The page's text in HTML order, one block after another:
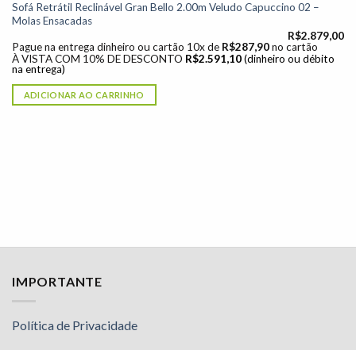
Sofá Retrátil Reclinável Gran Bello 2.00m Veludo Capuccino 02 –
Molas Ensacadas
R$2.879,00
Pague na entrega dinheiro ou cartão 10x de R$287,90 no cartão
À VISTA COM 10% DE DESCONTO R$2.591,10 (dinheiro ou débito
na entrega)
ADICIONAR AO CARRINHO
IMPORTANTE
Política de Privacidade